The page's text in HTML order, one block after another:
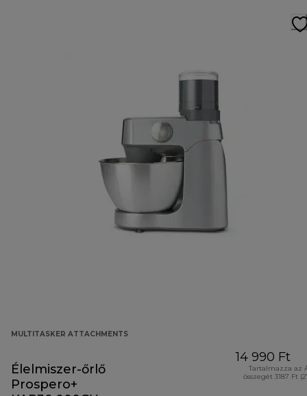
MULTITASKER ATTACHMENTS
Élelmiszer-őrlő
Prospero+
14 990 Ft
Tartalmazza az
összegét 3187 Ft